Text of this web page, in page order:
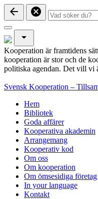
arrow_back cancel
arrow_drop_down
Kooperation är framtidens
kooperation är stor och de
politiska agendan. Det vill vi
Svensk Kooperation –
Hem
Bibliotek
Goda affärer
Kooperativa akademin
Arrangemang
Kooperativ kod
Om oss
Om kooperation
Om ömsesidiga företag
In your language
Kontakt